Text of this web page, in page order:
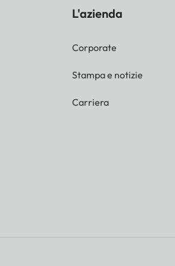
L'azienda
Corporate
Stampa e notizie
Carriera